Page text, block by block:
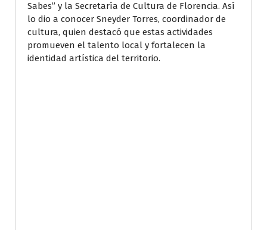
Sabes” y la Secretaría de Cultura de Florencia. Así
lo dio a conocer Sneyder Torres, coordinador de
cultura, quien destacó que estas actividades
promueven el talento local y fortalecen la
identidad artística del territorio.